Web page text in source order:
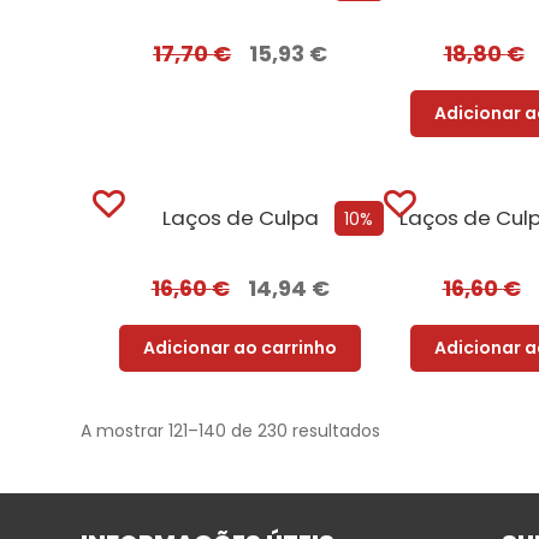
17,70€ 15,93 € 18,80€
Adicionar
10%
Laços de Culpa
16,60€ 14,94 €
Adicionar ao carrinho
16,60€
Adicionar
A mostrar 121–140 de 230 resultados